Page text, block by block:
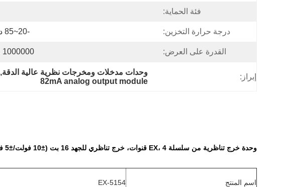
فئة الحماية:
درجة حرارة التخزين: -20~85 درجة مئوية
القدرة على العرض: 1000000 قطعة/سنة
إبراز:
وحدات مدخلات ومخرجات نظرية عالية الدقة,4 قنوات 16 بت إلى وحدة,وحدة الخروج التناظرية 82mA
82mA analog output module
وحدة خرج تناظرية من سلسلة EX، 4 قنوات، خرج تناظري للجهد 16 بت (±10 فولت/±5 فولت) EX-5154
اسم المنتج EX-5154